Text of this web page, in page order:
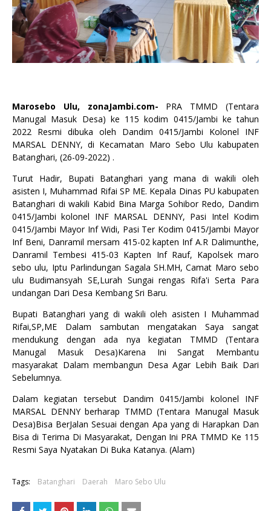
Marosebo Ulu, zonaJambi.com- PRA TMMD (Tentara
Manugal Masuk Desa) ke 115 kodim 0415/Jambi ke tahun
2022 Resmi dibuka oleh Dandim 0415/Jambi Kolonel INF
MARSAL DENNY, di Kecamatan Maro Sebo Ulu kabupaten
Batanghari, (26-09-2022) .
Turut Hadir, Bupati Batanghari yang mana di wakili oleh
asisten I, Muhammad Rifai SP ME. Kepala Dinas PU kabupaten
Batanghari di wakili Kabid Bina Marga Sohibor Redo, Dandim
0415/Jambi kolonel INF MARSAL DENNY, Pasi Intel Kodim
0415/Jambi Mayor Inf Widi, Pasi Ter Kodim 0415/Jambi Mayor
Inf Beni, Danramil mersam 415-02 kapten Inf A.R Dalimunthe,
Danramil Tembesi 415-03 Kapten Inf Rauf, Kapolsek maro
sebo ulu, Iptu Parlindungan Sagala SH.MH, Camat Maro sebo
ulu Budimansyah SE,Lurah Sungai rengas Rifa'i Serta Para
undangan Dari Desa Kembang Sri Baru.
Bupati Batanghari yang di wakili oleh asisten I Muhammad
Rifai,SP,ME Dalam sambutan mengatakan Saya sangat
mendukung dengan ada nya kegiatan TMMD (Tentara
Manugal Masuk Desa)Karena Ini Sangat Membantu
masyarakat Dalam membangun Desa Agar Lebih Baik Dari
Sebelumnya.
Dalam kegiatan tersebut Dandim 0415/Jambi kolonel INF
MARSAL DENNY berharap TMMD (Tentara Manugal Masuk
Desa)Bisa BerJalan Sesuai dengan Apa yang di Harapkan Dan
Bisa di Terima Di Masyarakat, Dengan Ini PRA TMMD Ke 115
Resmi Saya Nyatakan Di Buka Katanya. (Alam)
Tags: Batanghari Daerah Maro Sebo Ulu